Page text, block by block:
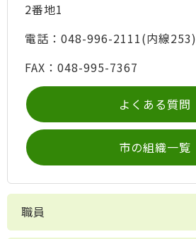
2番地1
電話：048-996-2111(内線253)
FAX：048-995-7367
よくある質問
市の組織一覧
職員